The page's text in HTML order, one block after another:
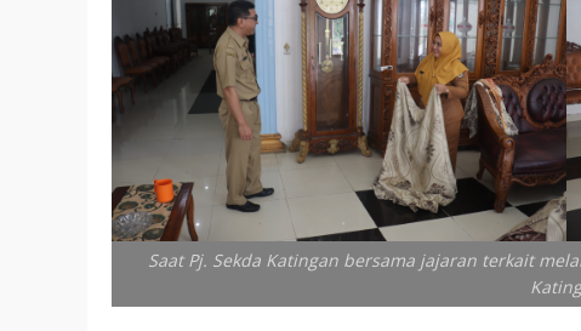
Saat Pj. Sekda Katingan bersama jajaran terkait